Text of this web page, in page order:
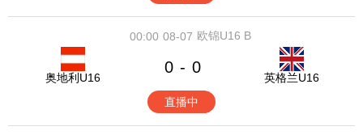
08-07
00:00 欧锦U16 B
奥地利U16
0 - 0
英格兰U16
直播中